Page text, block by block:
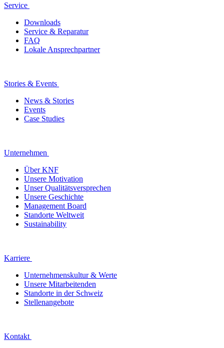
Service
Downloads
Service & Reparatur
FAQ
Lokale Ansprechpartner
Stories & Events
News & Stories
Events
Case Studies
Unternehmen
Über KNF
Unsere Motivation
Unser Qualitätsversprechen
Unsere Geschichte
Management Board
Standorte Weltweit
Sustainability
Karriere
Unternehmenskultur & Werte
Unsere Mitarbeitenden
Standorte in der Schweiz
Stellenangebote
Kontakt